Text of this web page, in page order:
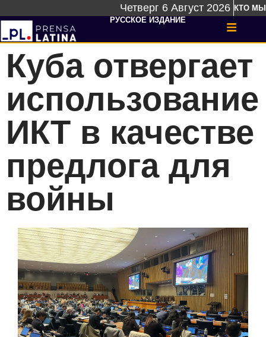
Четверг 6 Август 2026 КТО МЫ
РУССКОЕ ИЗДАНИЕ
Куба отвергает
использование
ИКТ в качестве
предлога для
войны